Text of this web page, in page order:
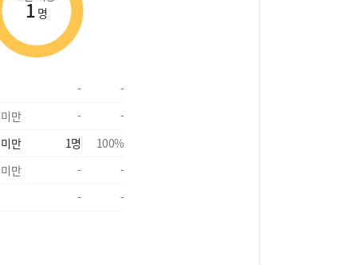
1 명
-
-
만
-
-
만
1명 100%
만
-
-
-
-